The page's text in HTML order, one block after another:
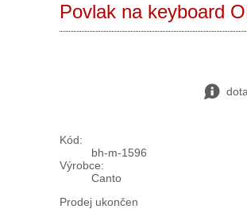
Povlak na keyboard
Kód:
bh-m-1596
Výrobce:
Canto
Prodej ukončen